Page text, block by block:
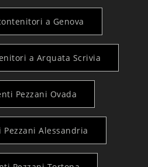
a Genova
a Arquata Scrivia
Pezzani Ovada
Pezzani Alessandria